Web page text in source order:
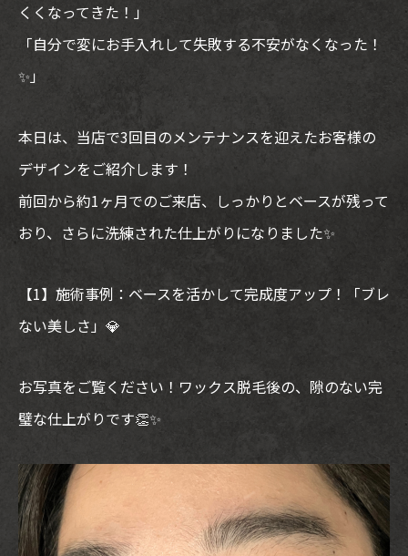
くくなってきた！」
「自分で変にお手入れして失敗する不安がなくなった！
✨」
本日は、当店で3回目のメンテナンスを迎えたお客様の
デザインをご紹介します！
前回から約1ヶ月でのご来店、しっかりとベースが残って
おり、さらに洗練された仕上がりになりました✨
【1】施術事例：ベースを活かして完成度アップ！「ブレ
ない美しさ」💎
お写真をご覧ください！ワックス脱毛後の、隙のない完
璧な仕上がりです👏✨